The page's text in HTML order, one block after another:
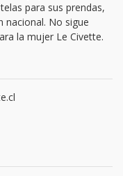
para sus prendas,
nacional. No sigue
la mujer Le Civette.